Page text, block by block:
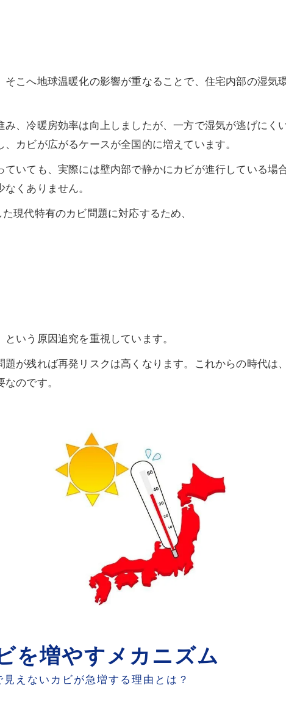
こへ地球温暖化の影響が重なることで、住宅内部の湿気
、冷暖房効率は向上しましたが、一方で湿気が逃げにく
カビが広がるケースが全国的に増えています。
ていても、実際には壁内部で静かにカビが進行している
くありません。
現代特有のカビ問題に対応するため、
いう原因追究を重視しています。
が残れば再発リスクは高くなります。これからの時代は
のです。
を増やすメカニズム
えないカビが急増する理由とは？